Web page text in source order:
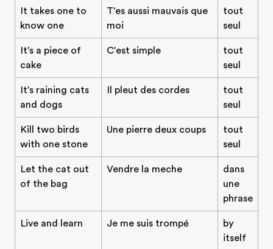
It takes one to
know one
T'es aussi mauvais que
moi
tout
seul
It's a piece of
cake
C'est simple
tout
seul
It's raining cats
and dogs
Il pleut des cordes
tout
seul
Kill two birds
with one stone
Une pierre deux coups
tout
seul
Let the cat out
of the bag
Vendre la meche
dans
une
phrase
Live and learn Je me suis trompé
by
itself